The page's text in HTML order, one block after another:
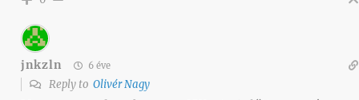
jnkzln 6 éve
Reply to Olivér Nagy